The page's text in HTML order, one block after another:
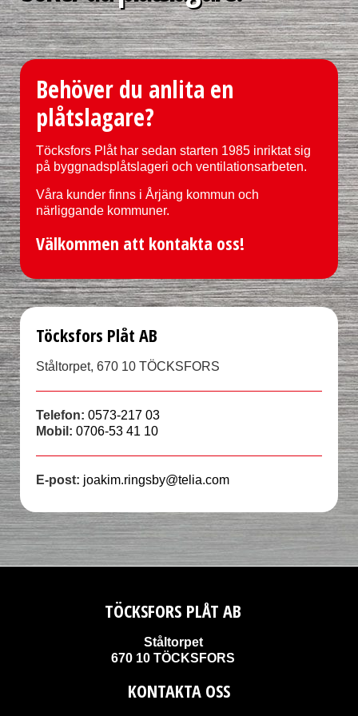
Behöver du anlita en
plåtslagare?
Töcksfors Plåt har sedan starten 1985 inriktat sig
på byggnadsplåtslageri och ventilationsarbeten.
Våra kunder finns i Årjäng kommun och
närliggande kommuner.
Välkommen att kontakta oss!
Töcksfors Plåt AB
Ståltorpet, 670 10 TÖCKSFORS
Telefon: 0573-217 03
Mobil: 0706-53 41 10
E-post: joakim.ringsby@telia.com
TÖCKSFORS PLÅT AB
Ståltorpet
670 10 TÖCKSFORS
KONTAKTA OSS